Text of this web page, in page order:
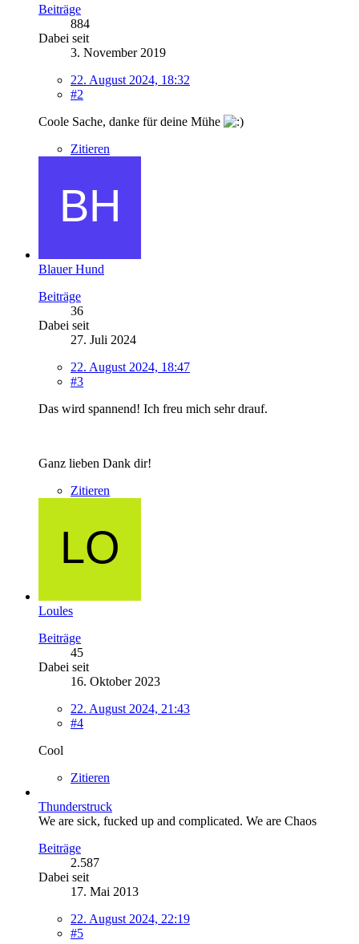
Beiträge
884
Dabei seit
3. November 2019
22. August 2024, 18:32
#2
Coole Sache, danke für deine Mühe
Zitieren
Blauer Hund
Beiträge
36
Dabei seit
27. Juli 2024
22. August 2024, 18:47
#3
Das wird spannend! Ich freu mich sehr drauf.
Ganz lieben Dank dir!
Zitieren
Loules
Beiträge
45
Dabei seit
16. Oktober 2023
22. August 2024, 21:43
#4
Cool
Zitieren
Thunderstruck
We are sick, fucked up and complicated. We are Chaos
Beiträge
2.587
Dabei seit
17. Mai 2013
22. August 2024, 22:19
#5